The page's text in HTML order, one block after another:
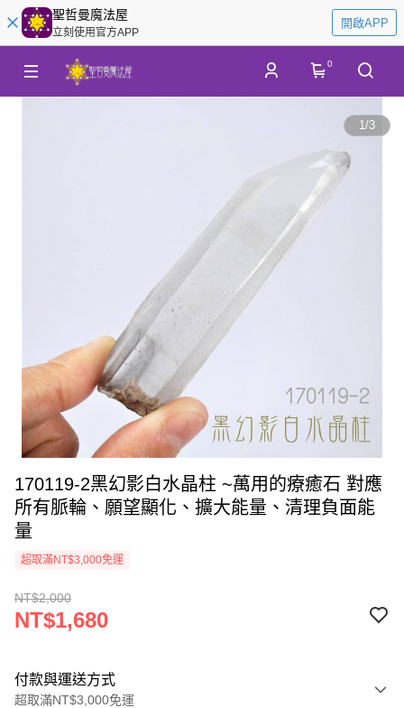
聖哲曼魔法屋
立刻使用官方APP
開啟APP
0
1/3
170119-2黑幻影白水晶柱 ~萬用的療癒石 對應
所有脈輪、願望顯化、擴大能量、清理負面能
量
超取滿NT$3,000免運
NT$2,000
NT$1,680
付款與運送方式
超取滿NT$3,000免運